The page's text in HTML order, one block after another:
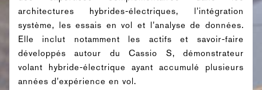
architectures hybrides-électriques, l’intégration
système, les essais en vol et l’analyse de données.
Elle inclut notamment les actifs et savoir-faire
développés autour du Cassio S, démonstrateur
volant hybride-électrique ayant accumulé plusieurs
années d’expérience en vol.